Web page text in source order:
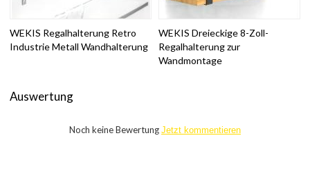
WEKIS Regalhalterung Retro
Industrie Metall Wandhalterung
WEKIS Dreieckige 8-Zoll-
Regalhalterung zur
Wandmontage
Auswertung
Noch keine Bewertung Jetzt kommentieren